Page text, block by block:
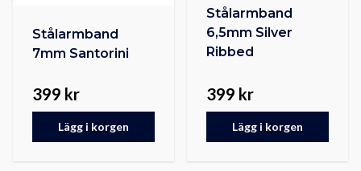
Stålarmband
7mm Santorini
399 kr
Lägg i korgen
Stålarmband
6,5mm Silver
Ribbed
399 kr
Lägg i korgen